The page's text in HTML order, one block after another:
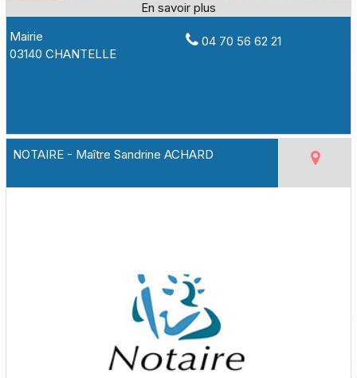
Mairie
03140 CHANTELLE
04 70 56 62 21
NOTAIRE - Maître Sandrine ACHARD